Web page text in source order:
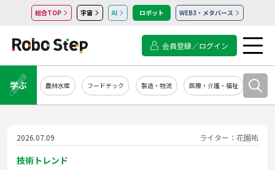
総合TOP 宇宙 AI ロボット WEB3・メタバース
会員登録／ログイン
学ぶ 農林水産 フードテック 製造・物流 医療・介護・福祉 シス
2026.07.09 ライター：花園祐
技術トレンド